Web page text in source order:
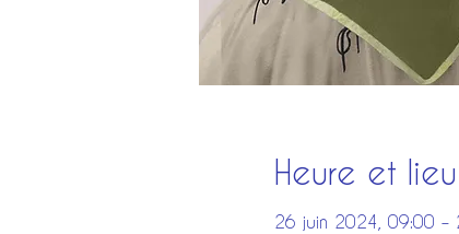
Heure et lieu
26 juin 2024, 09:00 –